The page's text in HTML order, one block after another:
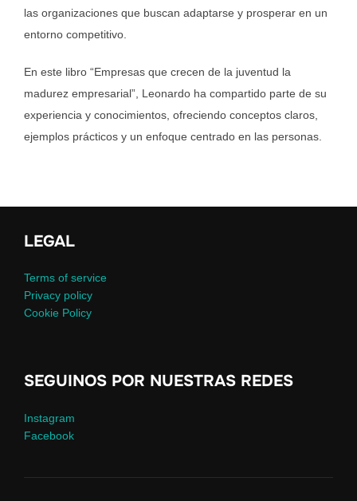
las organizaciones que buscan adaptarse y prosperar en un
entorno competitivo.
En este libro “Empresas que crecen de la juventud la
madurez empresarial”, Leonardo ha compartido parte de su
experiencia y conocimientos, ofreciendo conceptos claros,
ejemplos prácticos y un enfoque centrado en las personas.
LEGAL
Terms of service
Privacy policy
Cookie Policy
SEGUINOS POR NUESTRAS REDES
Instagram
Facebook